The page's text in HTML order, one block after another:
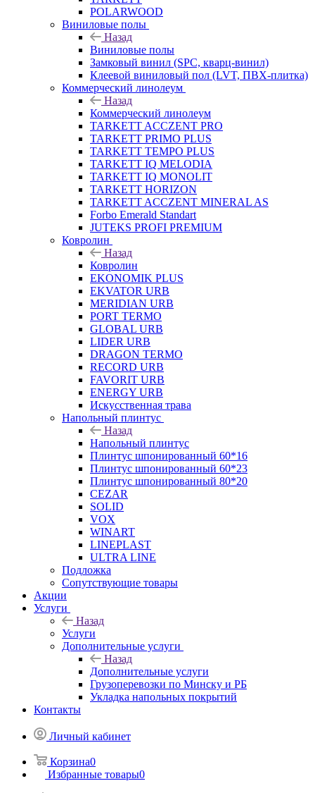
POLARWOOD
Виниловые полы
Назад
Виниловые полы
Замковый винил (SPC, кварц-винил)
Клеевой виниловый пол (LVT, ПВХ-плитка)
Коммерческий линолеум
Назад
Коммерческий линолеум
TARKETT ACCZENT PRO
TARKETT PRIMO PLUS
TARKETT TEMPO PLUS
TARKETT IQ MELODIA
TARKETT IQ MONOLIT
TARKETT HORIZON
TARKETT ACCZENT MINERAL AS
Forbo Emerald Standart
JUTEKS PROFI PREMIUM
Ковролин
Назад
Ковролин
EKONOMIK PLUS
EKVATOR URB
MERIDIAN URB
PORT TERMO
GLOBAL URB
LIDER URB
DRAGON TERMO
RECORD URB
FAVORIT URB
ENERGY URB
Искусственная трава
Напольный плинтус
Назад
Напольный плинтус
Плинтус шпонированный 60*16
Плинтус шпонированный 60*23
Плинтус шпонированный 80*20
CEZAR
SOLID
VOX
WINART
LINEPLAST
ULTRA LINE
Подложка
Сопутствующие товары
Акции
Услуги
Назад
Услуги
Дополнительные услуги
Назад
Дополнительные услуги
Грузоперевозки по Минску и РБ
Укладка напольных покрытий
Контакты
Личный кабинет
Корзина0
Избранные товары0